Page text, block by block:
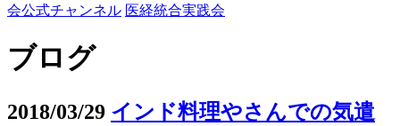
会公式チャンネル 医経統合実践会
ブログ
2018/03/29 インド料理やさんでの気遣